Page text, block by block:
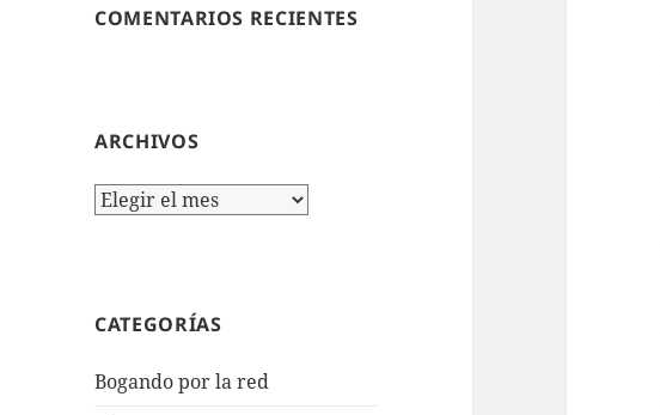
COMENTARIOS RECIENTES
ARCHIVOS
Archivos
CATEGORÍAS
Bogando por la red